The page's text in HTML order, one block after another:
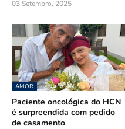
03 Setembro, 2025
AMOR
Paciente oncológica do HCN
é surpreendida com pedido
de casamento